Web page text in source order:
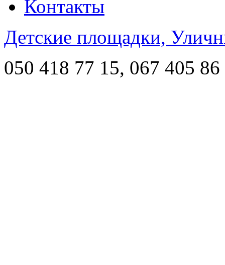
Контакты
Детские площадки,
050 418 77 15, 067 405 86